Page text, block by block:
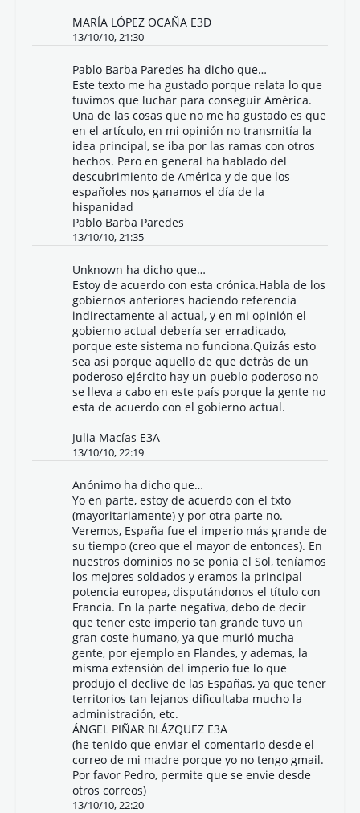
MARÍA LÓPEZ OCAÑA E3D
13/10/10, 21:30
Pablo Barba Paredes ha dicho que…
Este texto me ha gustado porque relata lo que
tuvimos que luchar para conseguir América.
Una de las cosas que no me ha gustado es que
en el artículo, en mi opinión no transmitía la
idea principal, se iba por las ramas con otros
hechos. Pero en general ha hablado del
descubrimiento de América y de que los
españoles nos ganamos el día de la
hispanidad
Pablo Barba Paredes
13/10/10, 21:35
Unknown ha dicho que…
Estoy de acuerdo con esta crónica.Habla de los
gobiernos anteriores haciendo referencia
indirectamente al actual, y en mi opinión el
gobierno actual debería ser erradicado,
porque este sistema no funciona.Quizás esto
sea así porque aquello de que detrás de un
poderoso ejército hay un pueblo poderoso no
se lleva a cabo en este país porque la gente no
esta de acuerdo con el gobierno actual.
Julia Macías E3A
13/10/10, 22:19
Anónimo ha dicho que…
Yo en parte, estoy de acuerdo con el txto
(mayoritariamente) y por otra parte no.
Veremos, España fue el imperio más grande de
su tiempo (creo que el mayor de entonces). En
nuestros dominios no se ponia el Sol, teníamos
los mejores soldados y eramos la principal
potencia europea, disputándonos el título con
Francia. En la parte negativa, debo de decir
que tener este imperio tan grande tuvo un
gran coste humano, ya que murió mucha
gente, por ejemplo en Flandes, y ademas, la
misma extensión del imperio fue lo que
produjo el declive de las Españas, ya que tener
territorios tan lejanos dificultaba mucho la
administración, etc.
ÁNGEL PIÑAR BLÁZQUEZ E3A
(he tenido que enviar el comentario desde el
correo de mi madre porque yo no tengo gmail.
Por favor Pedro, permite que se envie desde
otros correos)
13/10/10, 22:20